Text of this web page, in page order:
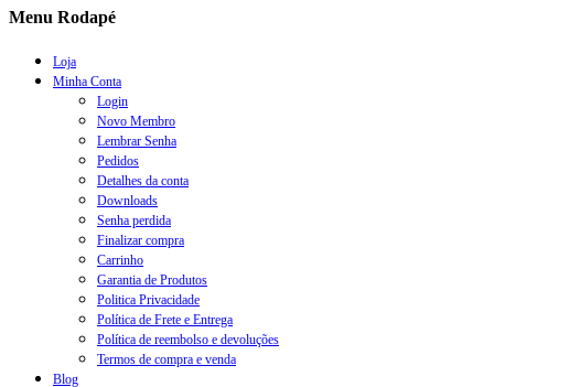
Menu Rodapé
Loja
Minha Conta
Login
Novo Membro
Lembrar Senha
Pedidos
Detalhes da conta
Downloads
Senha perdida
Finalizar compra
Carrinho
Garantia de Produtos
Politica Privacidade
Política de Frete e Entrega
Política de reembolso e devoluções
Termos de compra e venda
Blog